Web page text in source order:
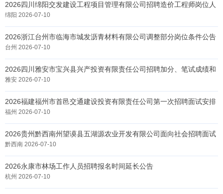
2026四川绵阳交发建设工程项目管理有限公司招聘造价工程师岗位人
员1人公告
绵阳 2026-07-10
2026浙江台州市临海市城发沥青材料有限公司调整部分岗位条件公告
台州 2026-07-10
2026四川雅安市宝兴县兴产投资有限责任公司招聘加分、笔试成绩和
进入面试人员名单
雅安 2026-07-10
2026福建福州市首邑交通建设投资有限责任公司第一次招聘面试安排
通知
福州 2026-07-10
2026贵州黔西南州望谟县五湖源农业开发有限公司面向社会招聘面试
公告
黔西南 2026-07-10
2026永康市林场工作人员招聘报名时间延长公告
杭州 2026-07-10